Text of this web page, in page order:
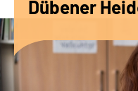
Karriere
Dübener